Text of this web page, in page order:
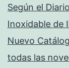
Según el
Inoxidable de
Nuevo
todas las